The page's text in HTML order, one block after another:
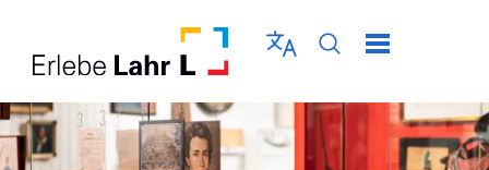
Sprache wählen
Seiten-Suche
Menü schließen